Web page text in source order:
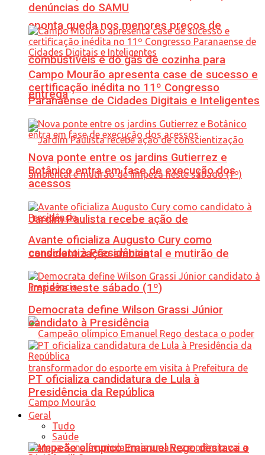
aponta queda nos menores preços de
combustíveis e do gás de cozinha para
entrega
Jardim Paulista recebe ação de
conscientização ambiental e mutirão de
limpeza neste sábado (1º)
Campeão olímpico Emanuel Rego destaca o
denúncias do SAMU
Campo Mourão apresenta case de sucesso e
certificação inédita no 11º Congresso
Paranaense de Cidades Digitais e Inteligentes
Nova ponte entre os jardins Gutierrez e
Botânico entra em fase de execução dos
acessos
Avante oficializa Augusto Cury como
candidato à Presidência
Democrata define Wilson Grassi Júnior
candidato à Presidência
PT oficializa candidatura de Lula à
Presidência da República
Geral
Tudo
Saúde